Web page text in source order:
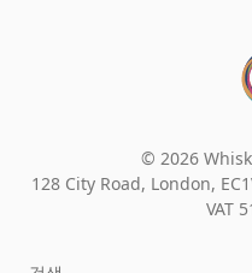
© 2026
128 City Road, London,
VAT